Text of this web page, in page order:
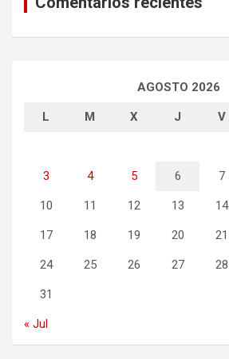
AGOSTO 2026
L M X J V
3 4 5 6 7
10 11 12 13 14
17 18 19 20 21
24 25 26 27 28
31
« Jul